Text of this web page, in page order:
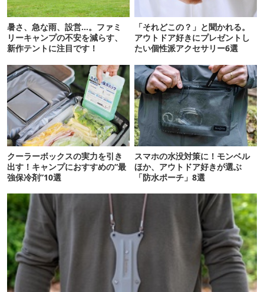
暑さ、急な雨、設営…。ファミ
リーキャンプの不安を減らす、
新作テントに注目です！
「それどこの？」と聞かれる。
アウトドア好きにプレゼントし
たい個性派アクセサリー6選
クーラーボックスの実力を引き
出す！キャンプにおすすめの“最
強保冷剤”10選
スマホの水没対策に！モンベル
ほか、アウトドア好きが選ぶ
「防水ポーチ」8選